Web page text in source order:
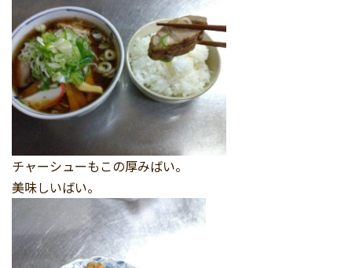
チャーシューもこの厚みばい。
美味しいばい。